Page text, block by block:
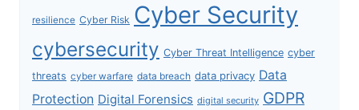
resilience Cyber Risk Cyber Security
cybersecurity Cyber Threat Intelligence cyber
threats cyber warfare data breach data privacy Data
Protection Digital Forensics digital security GDPR